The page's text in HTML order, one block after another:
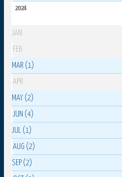
2024
JAN
FEB
MAR (1)
APR
MAY (2)
JUN (4)
JUL (1)
AUG (2)
SEP (2)